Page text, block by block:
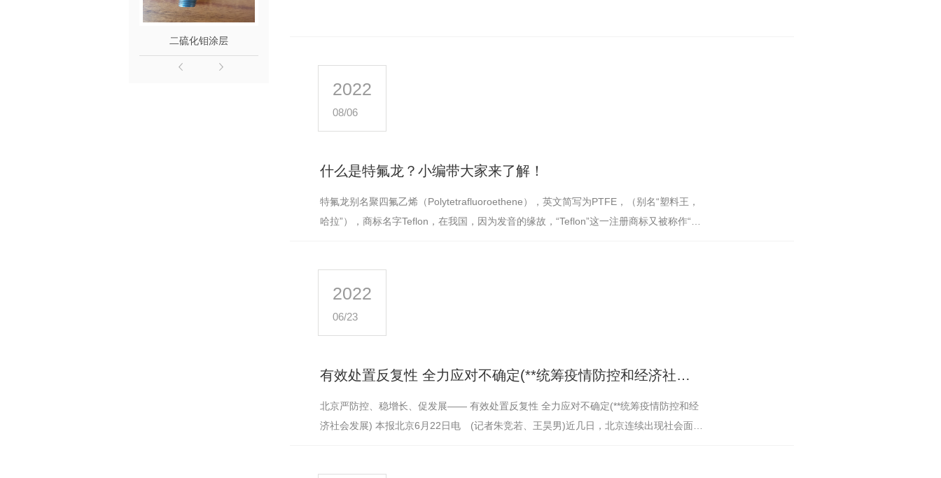
二硫化钼涂层
2022
08/06
什么是特氟龙？小编带大家来了解！
特氟龙别名聚四氟乙烯（Polytetrafluoroethene），英文简写为PTFE，（别名“塑料王，
哈拉”），商标名字Teflon，在我国，因为发音的缘故，“Teflon”这一注册商标又被称作“特
2022
06/23
有效处置反复性 全力应对不确定(**统筹疫情防控和经济社会发展)
北京严防控、稳增长、促发展—— 有效处置反复性 全力应对不确定(**统筹疫情防控和经
济社会发展) 本报北京6月22日电 (记者朱竞若、王昊男)近几日，北京连续出现社会面病